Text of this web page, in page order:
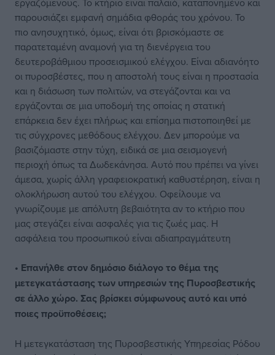
παρουσιάζει εμφανή σημάδια φθοράς του χρόνου. Το
πιο ανησυχητικό, όμως, είναι ότι βρισκόμαστε σε
παρατεταμένη αναμονή για τη διενέργεια του
δευτεροβάθμιου προσεισμικού ελέγχου. Είναι αδιανόητο
οι πυροσβέστες, που η αποστολή τους είναι η προστασία
και η διάσωση των πολιτών, να στεγάζονται και να
εργάζονται σε μια υποδομή της οποίας η στατική
επάρκεια δεν έχει πλήρως και επίσημα πιστοποιηθεί με
τις σύγχρονες μεθόδους ελέγχου. Δεν μπορούμε να
βασιζόμαστε στην τύχη, ειδικά σε μια σεισμογενή
περιοχή όπως τα Δωδεκάνησα. Αυτό που πρέπει να γίνει
άμεσα, χωρίς άλλη γραφειοκρατική καθυστέρηση, είναι η
ολοκλήρωση αυτού του ελέγχου. Οφείλουμε να
γνωρίζουμε με απόλυτη βεβαιότητα αν το κτήριο που
μας στεγάζει είναι ασφαλές για τις ζωές μας. Η
ασφάλεια του προσωπικού είναι αδιαπραγμάτευτη
• Επανήλθε στον δημόσιο διάλογο το θέμα της
μετεγκατάστασης των υπηρεσιών της Πυροσβεστικής
σε άλλο χώρο. Σας βρίσκει σύμφωνους αυτό και υπό
ποιες προϋποθέσεις;
Η μετεγκατάσταση της Πυροσβεστικής Υπηρεσίας Ρόδου